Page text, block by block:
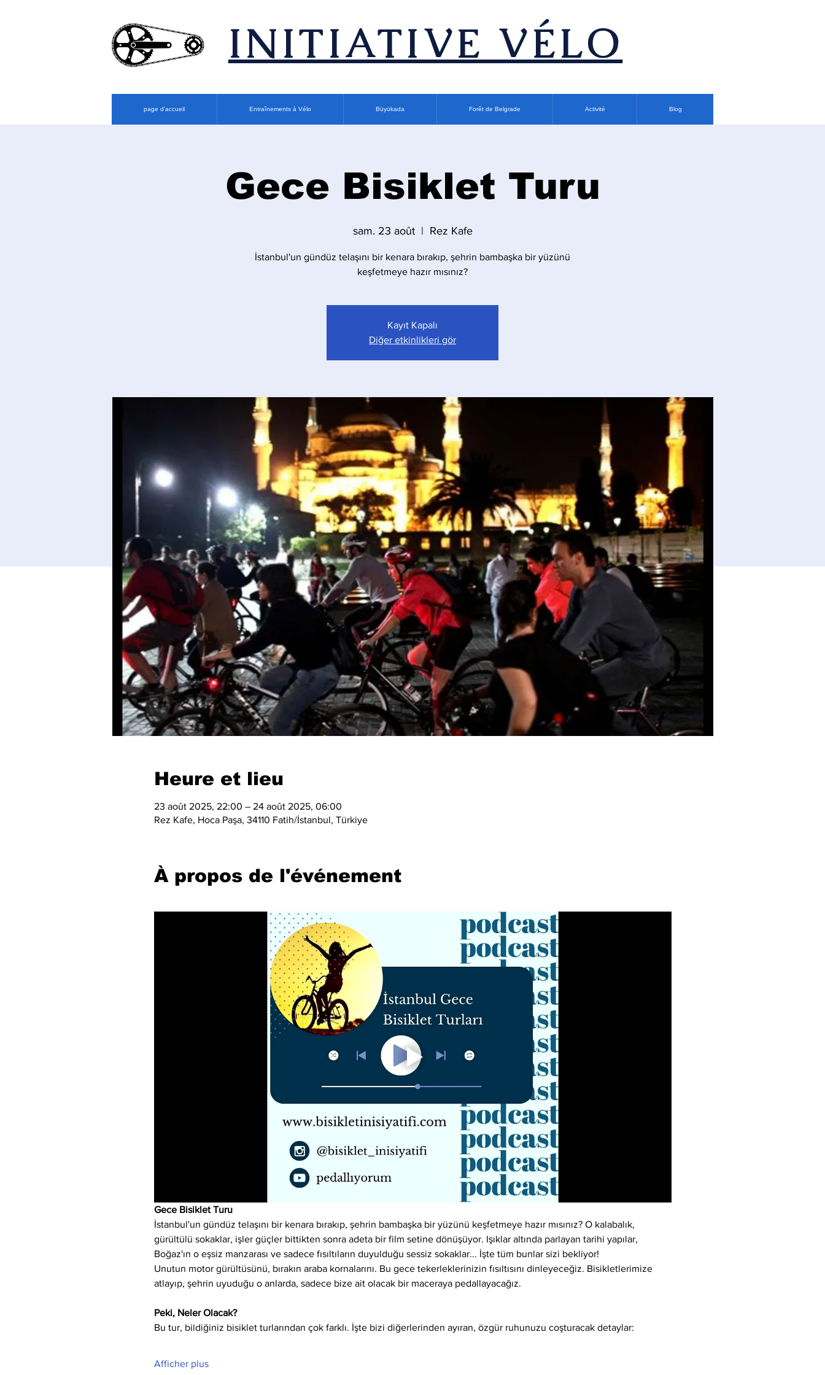
​INITIATIVE VÉLO
page d'accueil Entraînements à Vélo Büyükada Forêt de Belgrade Activité Blog
Gece Bisiklet Turu
sam. 23 août
  |
Rez Kafe
İstanbul'un gündüz telaşını bir kenara bırakıp, şehrin bambaşka bir yüzünü
keşfetmeye hazır mısınız?
Kayıt Kapalı
Diğer etkinlikleri gör
Heure et lieu
23 août 2025, 22:00 – 24 août 2025, 06:00
Rez Kafe, Hoca Paşa, 34110 Fatih/İstanbul, Türkiye
À propos de l'événement
Gece Bisiklet Turu
İstanbul'un gündüz telaşını bir kenara bırakıp, şehrin bambaşka bir yüzünü keşfetmeye hazır mısınız? O kalabalık,
gürültülü sokaklar, işler güçler bittikten sonra adeta bir film setine dönüşüyor. Işıklar altında parlayan tarihi yapılar,
Boğaz'ın o eşsiz manzarası ve sadece fısıltıların duyulduğu sessiz sokaklar... İşte tüm bunlar sizi bekliyor!
Unutun motor gürültüsünü, bırakın araba kornalarını. Bu gece tekerleklerinizin fısıltısını dinleyeceğiz. Bisikletlerimize
atlayıp, şehrin uyuduğu o anlarda, sadece bize ait olacak bir maceraya pedallayacağız.
Peki, Neler Olacak?
Bu tur, bildiğiniz bisiklet turlarından çok farklı. İşte bizi diğerlerinden ayıran, özgür ruhunuzu coşturacak detaylar:
Afficher plus